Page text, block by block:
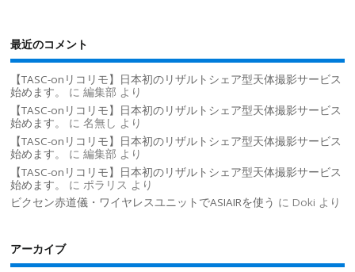
最近のコメント
【TASC-onリコリモ】日本初のリザルトシェア型天体撮影サービス
始めます。
に編集部 より
【TASC-onリコリモ】日本初のリザルトシェア型天体撮影サービス
始めます。
に名無し より
【TASC-onリコリモ】日本初のリザルトシェア型天体撮影サービス
始めます。
に編集部 より
【TASC-onリコリモ】日本初のリザルトシェア型天体撮影サービス
始めます。
に ポラリス より
ビクセン赤道儀・ワイヤレスユニットでASIAIRを使う に Doki より
アーカイブ